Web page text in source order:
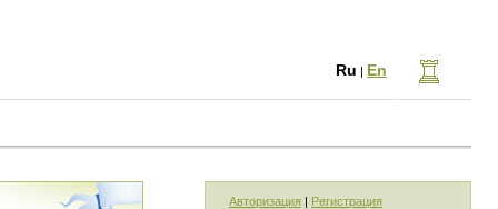
Ru | En
Авторизация | Регистрация